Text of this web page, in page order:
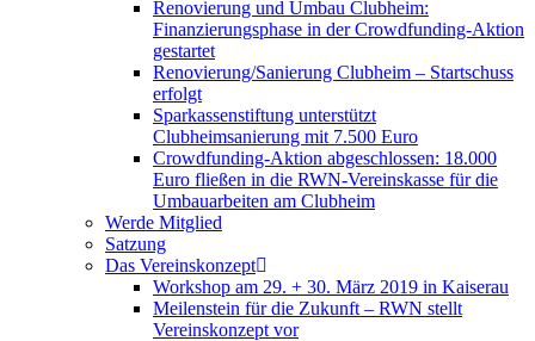
Renovierung und Umbau Clubheim:
Finanzierungsphase in der Crowdfunding-Aktion
gestartet
Renovierung/Sanierung Clubheim – Startschuss
erfolgt
Sparkassenstiftung unterstützt
Clubheimsanierung mit 7.500 Euro
Crowdfunding-Aktion abgeschlossen: 18.000
Euro fließen in die RWN-Vereinskasse für die
Umbauarbeiten am Clubheim
Werde Mitglied
Satzung
Das Vereinskonzept
Workshop am 29. + 30. März 2019 in Kaiserau
Meilenstein für die Zukunft – RWN stellt
Vereinskonzept vor